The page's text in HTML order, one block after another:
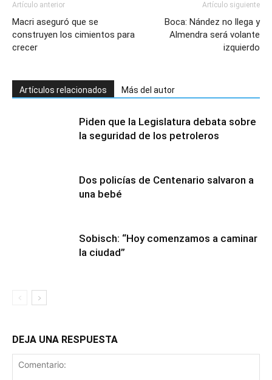
Artículo anterior
Macri aseguró que se
construyen los cimientos para
crecer
Artículo siguiente
Boca: Nández no llega y
Almendra será volante
izquierdo
Artículos relacionados Más del autor
Piden que la Legislatura debata sobre
la seguridad de los petroleros
Dos policías de Centenario salvaron a
una bebé
Sobisch: “Hoy comenzamos a caminar
la ciudad”
DEJA UNA RESPUESTA